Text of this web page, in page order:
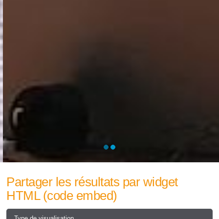
Partager les résultats par widget
HTML (code embed)